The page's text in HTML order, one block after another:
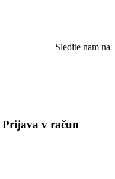
Sledite nam na
Prijava v račun